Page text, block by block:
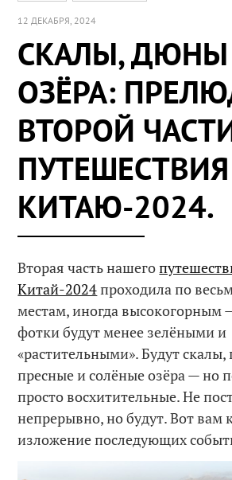
12 ДЕКАБРЯ, 2024
СКАЛЫ,
ОЗЁРА:
ВТОРОЙ
КИТАЮ-2024.
Вторая часть нашего
Китай-2024проходила по
местам, иногда высокогорным
фотки будут менее зелёными и
«растительными». Будут
пресные и солёные озёра — но
просто восхитительные. Не
непрерывно, но будут. Вот вам
изложение последующих